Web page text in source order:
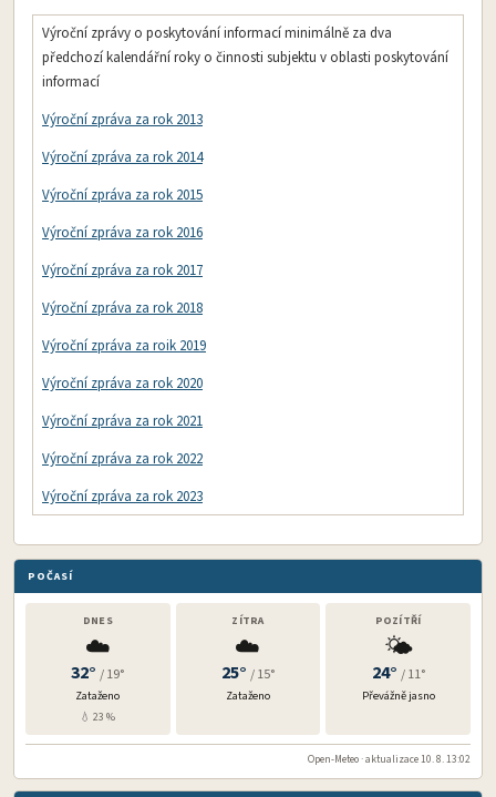
Výroční zprávy o poskytování informací minimálně za dva
předchozí kalendářní roky o činnosti subjektu v oblasti poskytování
informací
Výroční zpráva za rok 2013
Výroční zpráva za rok 2014
Výroční zpráva za rok 2015
Výroční zpráva za rok 2016
Výroční zpráva za rok 2017
Výroční zpráva za rok 2018
Výroční zpráva za roik 2019
Výroční zpráva za rok 2020
Výroční zpráva za rok 2021
Výroční zpráva za rok 2022
Výroční zpráva za rok 2023
POČASÍ
DNES
☁️
32°/ 19°
Zataženo
💧 23 %
ZÍTRA
☁️
25° / 15°
Zataženo
POZÍTŘÍ
🌤️
24° / 11°
Převážně jasno
Open-Meteo · aktualizace 10. 8. 13:02